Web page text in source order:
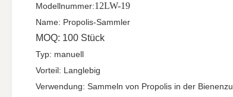
Modellnummer:12LW-19
Name: Propolis-Sammler
MOQ: 100 Stück
Typ: manuell
Vorteil: Langlebig
Verwendung: Sammeln von Propolis in der